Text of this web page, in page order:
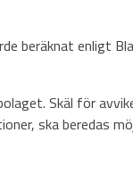
beräknat enligt
Skäl för
ska beredas